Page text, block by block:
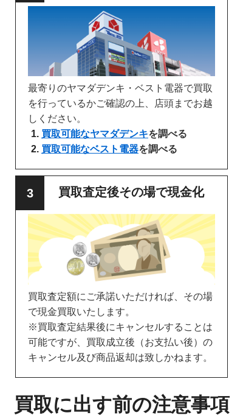
最寄りのヤマダデンキ・ベスト電器で買取
を行っているかご確認の上、店頭までお越
しください。
買取可能なヤマダデンキを調べる
買取可能なベスト電器を調べる
買取査定後その場で現金化
買取査定額にご承諾いただければ、その場
で現金買取いたします。
※買取査定結果後にキャンセルすることは
可能ですが、買取成立後（お支払い後）の
キャンセル及び商品返却は致しかねます。
買取に出す前の注意事項